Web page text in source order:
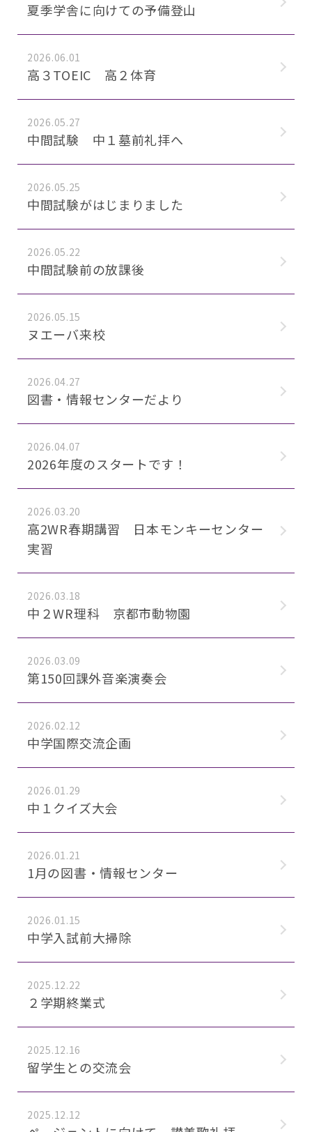
夏季学舎に向けての予備登山
2026.06.01
高３TOEIC 高２体育
2026.05.27
中間試験 中１墓前礼拝へ
2026.05.25
中間試験がはじまりました
2026.05.22
中間試験前の放課後
2026.05.15
ヌエーバ来校
2026.04.27
図書・情報センターだより
2026.04.07
2026年度のスタートです！
2026.03.20
高2WR春期講習 日本モンキーセンター
実習
2026.03.18
中２WR理科 京都市動物園
2026.03.09
第150回課外音楽演奏会
2026.02.12
中学国際交流企画
2026.01.29
中１クイズ大会
2026.01.21
1月の図書・情報センター
2026.01.15
中学入試前大掃除
2025.12.22
２学期終業式
2025.12.16
留学生との交流会
2025.12.12